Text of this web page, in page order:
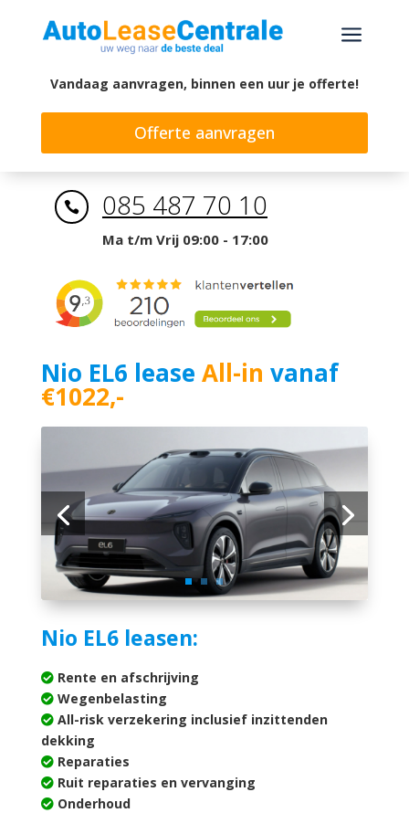
a
Vandaag aanvragen, binnen een uur je offerte!
Offerte aanvragen
 085 487 70 10
Ma t/m Vrij 09:00 - 17:00
Nio EL6 lease All-in vanaf
€1022,-
Nio EL6 leasen:
Rente en afschrijving
Wegenbelasting
All-risk verzekering inclusief inzittenden
dekking
Reparaties
Ruit reparaties en vervanging
Onderhoud